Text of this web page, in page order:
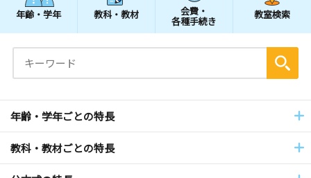
年齢・学年 教科・教材 会費・
各種手続き
教室検索
年齢・学年ごとの特長
教科・教材ごとの特長